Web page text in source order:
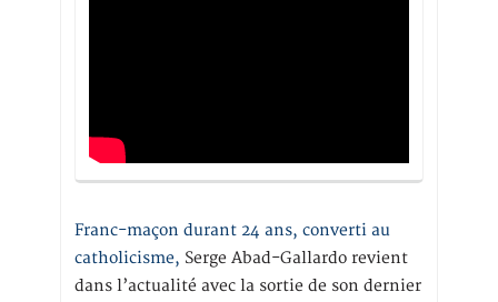
Franc-maçon durant 24 ans, converti au
catholicisme, Serge Abad-Gallardo revient
dans l’actualité avec la sortie de son dernier